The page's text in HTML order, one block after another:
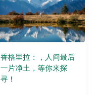
香格里拉：，人间最后
一片净土，等你来探
寻！